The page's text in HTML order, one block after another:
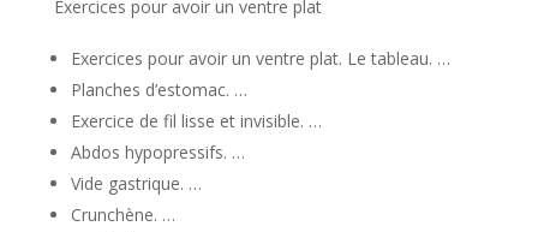
Exercices pour avoir un ventre plat
Exercices pour avoir un ventre plat. Le tableau. …
Planches d’estomac. …
Exercice de fil lisse et invisible. …
Abdos hypopressifs. …
Vide gastrique. …
Crunchène. …